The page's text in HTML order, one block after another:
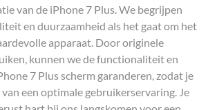
van de iPhone 7 Plus. We begrijpen
en duurzaamheid als het gaat om het
apparaat. Door originele
kunnen we de functionaliteit en
7 Plus scherm garanderen, zodat je
een optimale gebruikerservaring. Je